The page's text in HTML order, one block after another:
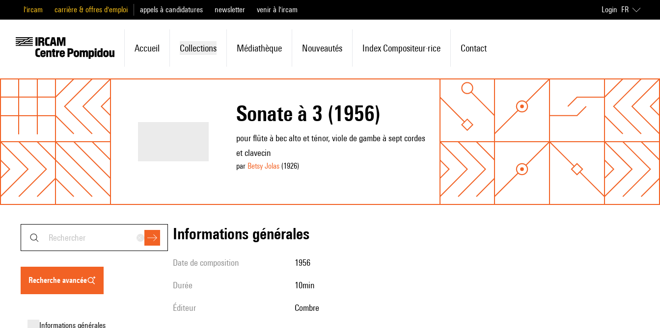
l'ircam carrière & offres d'emploi appels à candidatures newsletter venir à l'ircam Login FR
Accueil Collections Médiathèque Nouveautés Index Compositeur·rice Contact
Sonate à 3 (1956)
pour flûte à bec alto et ténor, viole de gambe à sept cordes
et clavecin
par Betsy Jolas(1926)
recherche avancée
informations générales
informations générales
date de composition 1956
durée 10min
éditeur Combre